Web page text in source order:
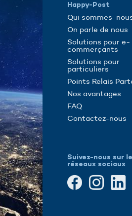
Happy-Post
Qui sommes-
On parle de nous
Solutions pour e-
commerçants
Solutions pour
particuliers
Points Relais
Nos avantages
FAQ
Contactez-nous
Suivez-nous sur
réseaux sociaux